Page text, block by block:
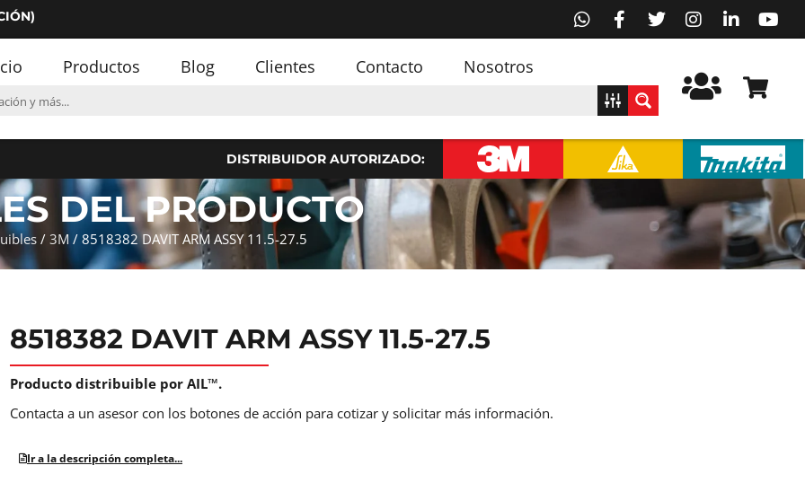
Productos Blog Clientes Contacto Nosotros
DISTRIBUIDOR AUTORIZADO:
DEL PRODUCTO
/ 3M / 8518382 DAVIT ARM ASSY 11.5-27.5
8518382 DAVIT ARM ASSY 11.5-27.5
Producto distribuible por AIL™.
Contacta a un asesor con los botones de acción para cotizar y solicitar más información.
Ir a la descripción completa...